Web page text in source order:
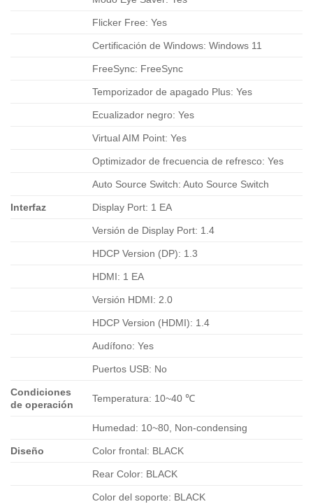
Flicker Free: Yes
Certificación de Windows: Windows 11
FreeSync: FreeSync
Temporizador de apagado Plus: Yes
Ecualizador negro: Yes
Virtual AIM Point: Yes
Optimizador de frecuencia de refresco: Yes
Auto Source Switch: Auto Source Switch
Interfaz Display Port: 1 EA
Versión de Display Port: 1.4
HDCP Version (DP): 1.3
HDMI: 1 EA
Versión HDMI: 2.0
HDCP Version (HDMI): 1.4
Audífono: Yes
Puertos USB: No
Condiciones
de operación
Temperatura: 10~40 ℃
Humedad: 10~80, Non-condensing
Diseño Color frontal: BLACK
Rear Color: BLACK
Color del soporte: BLACK